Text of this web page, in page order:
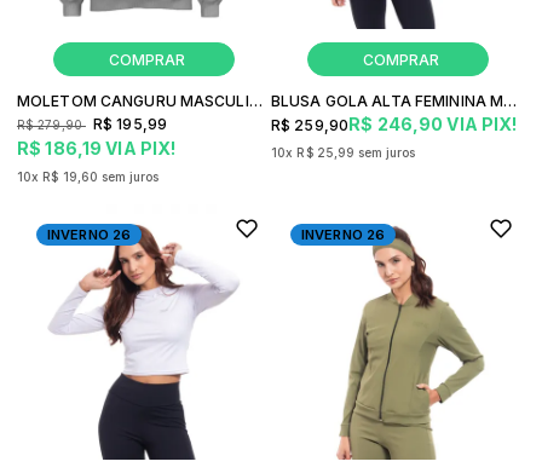
MOLETOM CANGURU MASCULINO MOVING FREESURF POST FITNESS
R$ 186,19 VIA PIX!
R$ 279,90 R$ 195,99
10x R$ 19,60 sem juros
BLUSA GOLA ALTA FEMININA MOVING FREESURF DEMI FITNESS
R$ 246,90 VIA PIX!
R$ 259,90
10x R$ 25,99 sem juros
INVERNO 26 INVERNO 26